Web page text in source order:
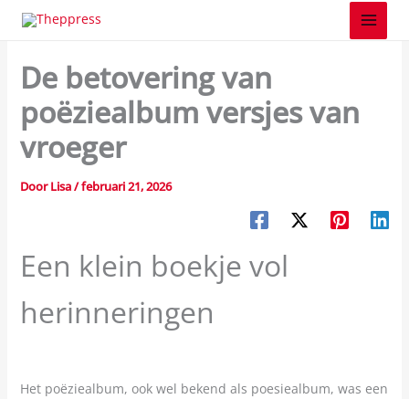
Spring
naar
inhoudDe betovering van
poëziealbum versjes van
vroeger
DoorLisa/februari 21, 2026
Een klein boekje vol
herinneringen
Het poëziealbum, ook wel bekend als poesiealbum, was een
o
k